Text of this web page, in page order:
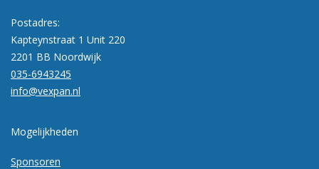
Postadres:
Kapteynstraat 1 Unit 220
2201 BB Noordwijk
035-6943245
info@vexpan.nl
Mogelijkheden
Sponsoren